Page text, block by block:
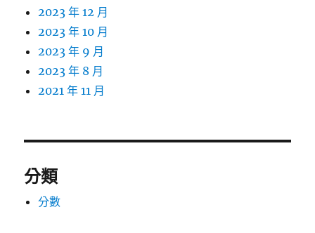
2023 年 12 月
2023 年 10 月
2023 年 9 月
2023 年 8 月
2021 年 11 月
分類
分數